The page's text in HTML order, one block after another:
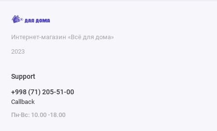
Интернет-магазин «Всё для дома»
2023
Support
+998 (71) 205-51-00
Callback
Пн-Вс: 10.00 -18.00